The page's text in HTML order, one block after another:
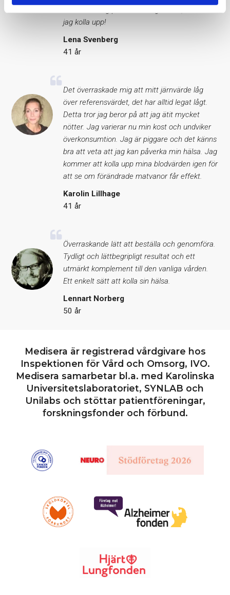
jag kolla upp!
Lena Svenberg
41 år
Det överraskade mig att mitt järnvärde låg
över referensvärdet, det har alltid legat lågt.
Detta tror jag beror på att jag ätit mycket
nötter. Jag varierar nu min kost och undviker
överkonsumtion. Jag är piggare och det känns
bra att veta att jag kan påverka min hälsa. Jag
kommer att kolla upp mina blodvärden igen för
att se om förändrade matvanor får effekt.
Karolin Lillhage
41 år
Överraskande lätt att beställa och genomföra.
Tydligt och lättbegripligt resultat och ett
utmärkt komplement till den vanliga vården.
Ett enkelt sätt att kolla sin hälsa.
Lennart Norberg
50 år
Medisera är registrerad vårdgivare hos
Inspektionen för Vård och Omsorg, IVO.
Medisera samarbetar bl.a. med Karolinska
Universitetslaboratoriet, SYNLAB och
Unilabs och stöttar patientföreningar,
forskningsfonder och förbund.